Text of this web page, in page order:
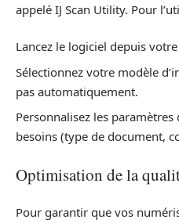
appelé IJ Scan Utility. Pour
Lancez le logiciel depuis
Sélectionnez votre modèle
pas automatiquement.
Personnalisez les
besoins (type de document,
Optimisation de la
Pour garantir que vos